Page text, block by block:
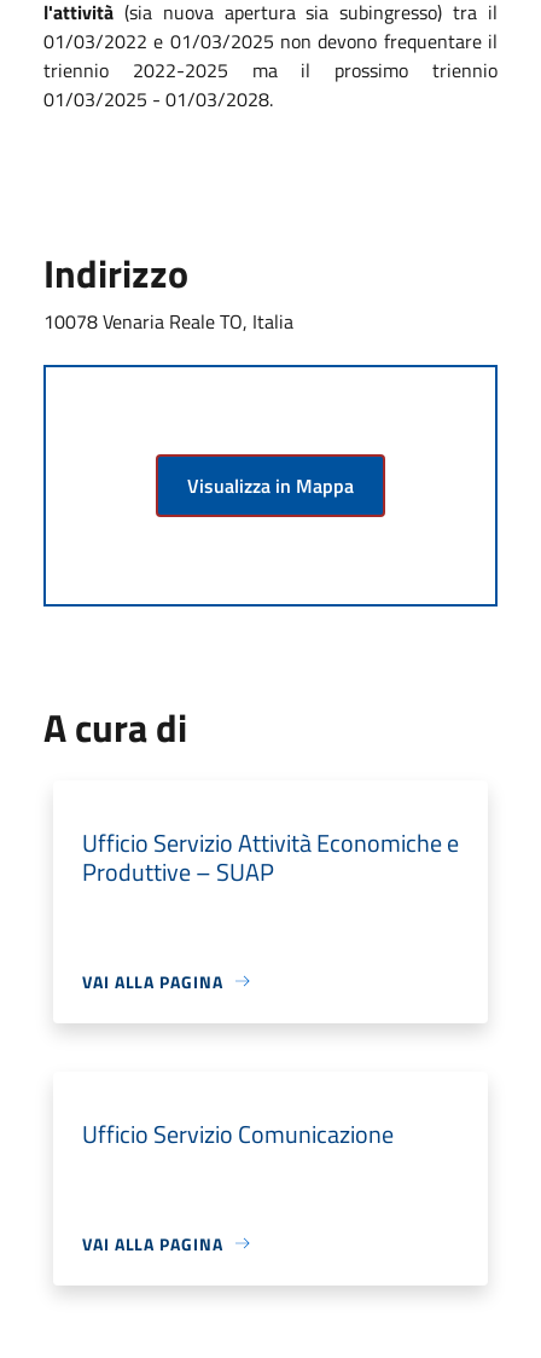
l'attività (sia nuova apertura sia subingresso) tra il
01/03/2022 e 01/03/2025 non devono frequentare il
triennio 2022-2025 ma il prossimo triennio
01/03/2025 - 01/03/2028.
Indirizzo
10078 Venaria Reale TO, Italia
Visualizza in Mappa
A cura di
Ufficio Servizio Attività Economiche e
Produttive – SUAP
VAI ALLA PAGINA
Ufficio Servizio Comunicazione
VAI ALLA PAGINA